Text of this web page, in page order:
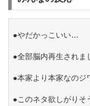
●やだかっこいい…
●全部脳内再生されま
●本家より本家なのジ
●このネタ欲しがりそ